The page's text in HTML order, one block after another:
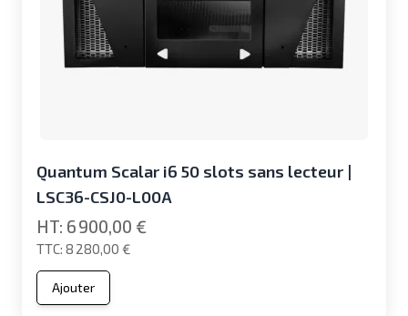
Quantum Scalar i6 50 slots sans lecteur |
LSC36-CSJ0-L00A
8 280,00 €
6 900,00 €
Ajouter